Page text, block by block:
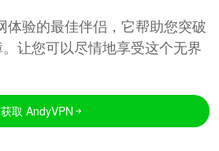
体验的最佳伴侣，它帮助您突破
让您可以尽情地享受这个无界
获取 AndyVPN